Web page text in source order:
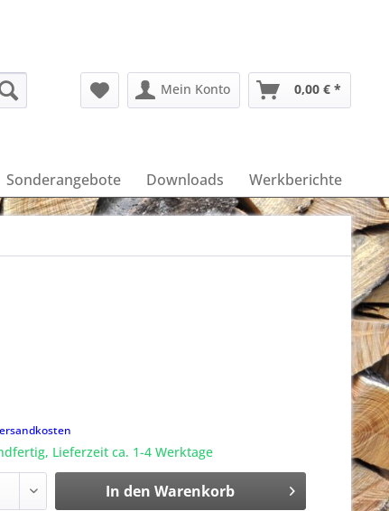
Mein Konto 0,00 € *
Sonderangebote Downloads Werkberichte
Lieferzeit ca. 1-4 Werktage
In den Warenkorb